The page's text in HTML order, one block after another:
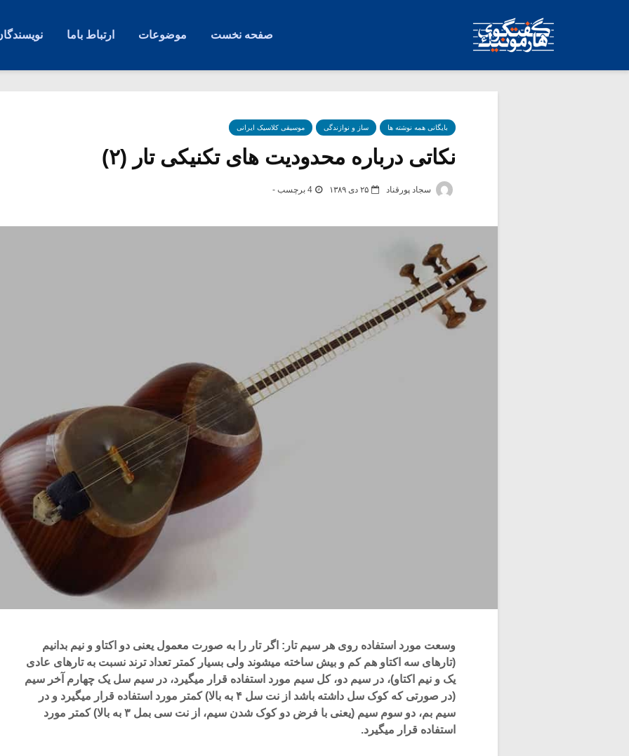
صفحه نخست موضوعات ارتباط باما
بایگانی همه نوشته ها ساز و نوازندگی موسیقی کلاسیک ایرانی
نکاتی درباره محدودیت های تکنیکی تار (۲)
سجاد پورقناد ۲۵ دی ۱۳۸۹ 4 برچسب -
وسعت مورد استفاده روی هر سیم تار: اگر تار را به صورت معمول یعنی دو اکتاو و نیم بدانیم
(تارهای سه اکتاو هم کم و بیش ساخته میشوند ولی بسیار کمتر تعداد ترند نسبت به تارهای عادی
یک و نیم اکتاو)، در سیم دو، کل سیم مورد استفاده قرار میگیرد، در سیم سل یک چهارم آخر سیم
(در صورتی که کوک سل داشته باشد از نت سل ۴ به بالا) کمتر مورد استفاده قرار میگیرد و در
سیم بم، دو سوم سیم (یعنی با فرض دو کوک شدن سیم، از نت سی بمل ۳ به بالا) کمتر مورد
استفاده قرار میگیرد.